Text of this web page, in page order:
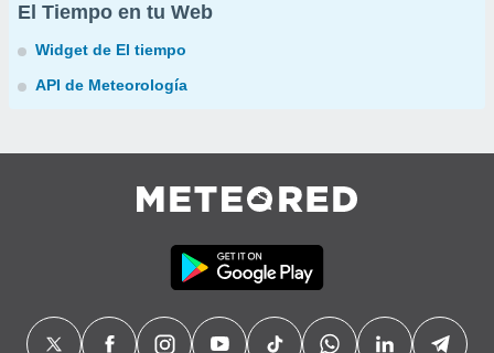
El Tiempo en tu Web
Widget de El tiempo
API de Meteorología